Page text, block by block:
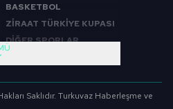
BASKETBOL
ZİRAAT TÜRKİYE KUPASI
DİĞER SPORLAR
FUTBOL
Saklıdır. Turkuvaz Haberleşme ve